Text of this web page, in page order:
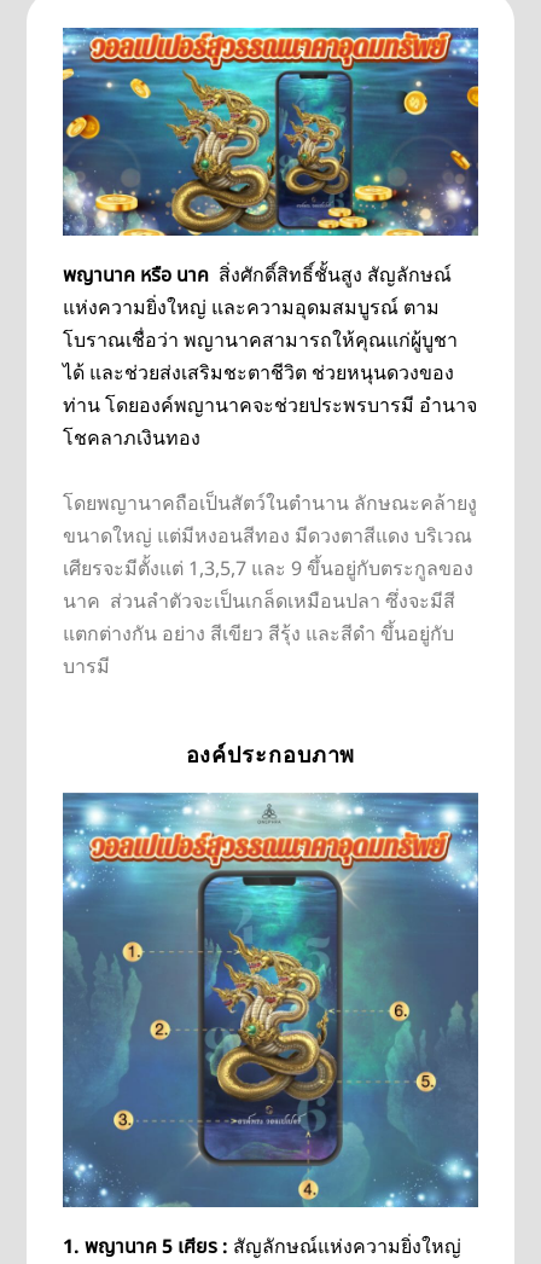
พญานาค หรือ นาค สิ่งศักดิ์สิทธิ์ชั้นสูง สัญลักษณ์
แห่งความยิ่งใหญ่ และความอุดมสมบูรณ์ ตาม
โบราณเชื่อว่า พญานาคสามารถให้คุณแก่ผู้บูชา
ได้ และช่วยส่งเสริมชะตาชีวิต ช่วยหนุนดวงของ
ท่าน โดยองค์พญานาคจะช่วยประพรบารมี อำนาจ
โชคลาภเงินทอง
โดยพญานาคถือเป็นสัตว์ในตำนาน ลักษณะคล้ายงู
ขนาดใหญ่ แต่มีหงอนสีทอง มีดวงตาสีแดง บริเวณ
เศียรจะมีตั้งแต่ 1,3,5,7 และ 9 ขึ้นอยู่กับตระกูลของ
นาค ส่วนลำตัวจะเป็นเกล็ดเหมือนปลา ซึ่งจะมีสี
แตกต่างกัน อย่าง สีเขียว สีรุ้ง และสีดำ ขึ้นอยู่กับ
บารมี
องค์ประกอบภาพ
1. พญานาค 5 เศียร : สัญลักษณ์แห่งความยิ่งใหญ่